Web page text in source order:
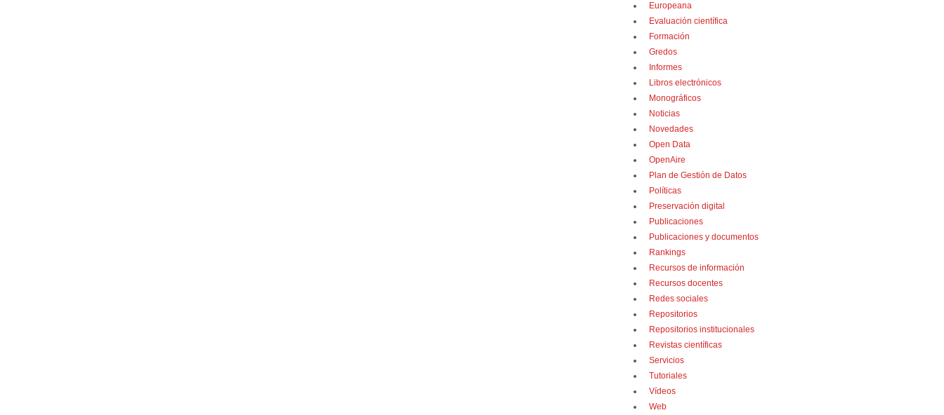
Europeana
Evaluación científica
Formación
Gredos
Informes
Libros electrónicos
Monográficos
Noticias
Novedades
Open Data
OpenAire
Plan de Gestión de Datos
Políticas
Preservación digital
Publicaciones
Publicaciones y documentos
Rankings
Recursos de información
Recursos docentes
Redes sociales
Repositorios
Repositorios institucionales
Revistas científicas
Servicios
Tutoriales
Vídeos
Web